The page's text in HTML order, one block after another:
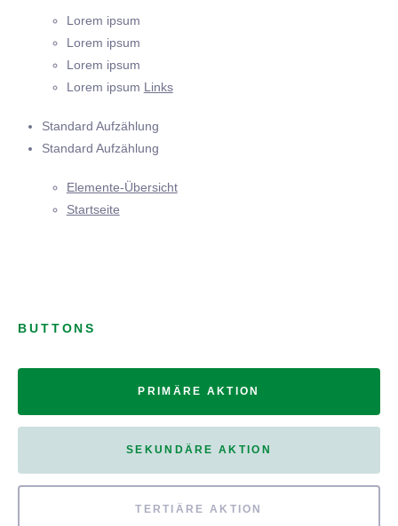
Lorem ipsum
Lorem ipsum
Lorem ipsum
Lorem ipsum Links
Standard Aufzählung
Standard Aufzählung
Elemente-Übersicht
Startseite
BUTTONS
PRIMÄRE AKTION
SEKUNDÄRE AKTION
TERTIÄRE AKTION